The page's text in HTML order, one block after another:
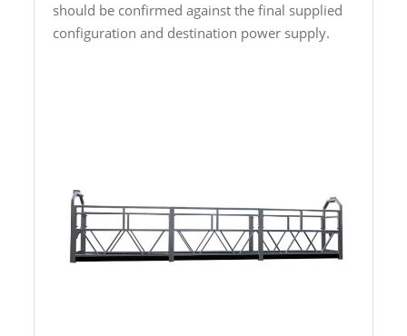
should be confirmed against the final supplied
configuration and destination power supply.